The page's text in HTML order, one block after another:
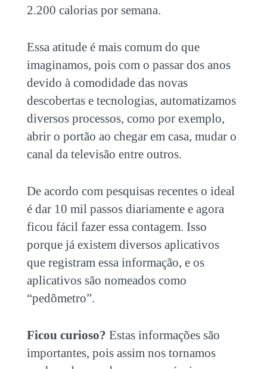
2.200 calorias por semana.
Essa atitude é mais comum do que
imaginamos, pois com o passar dos anos
devido à comodidade das novas
descobertas e tecnologias, automatizamos
diversos processos, como por exemplo,
abrir o portão ao chegar em casa, mudar o
canal da televisão entre outros.
De acordo com pesquisas recentes o ideal
é dar 10 mil passos diariamente e agora
ficou fácil fazer essa contagem. Isso
porque já existem diversos aplicativos
que registram essa informação, e os
aplicativos são nomeados como
“pedômetro”.
Ficou curioso? Estas informações são
importantes, pois assim nos tornamos